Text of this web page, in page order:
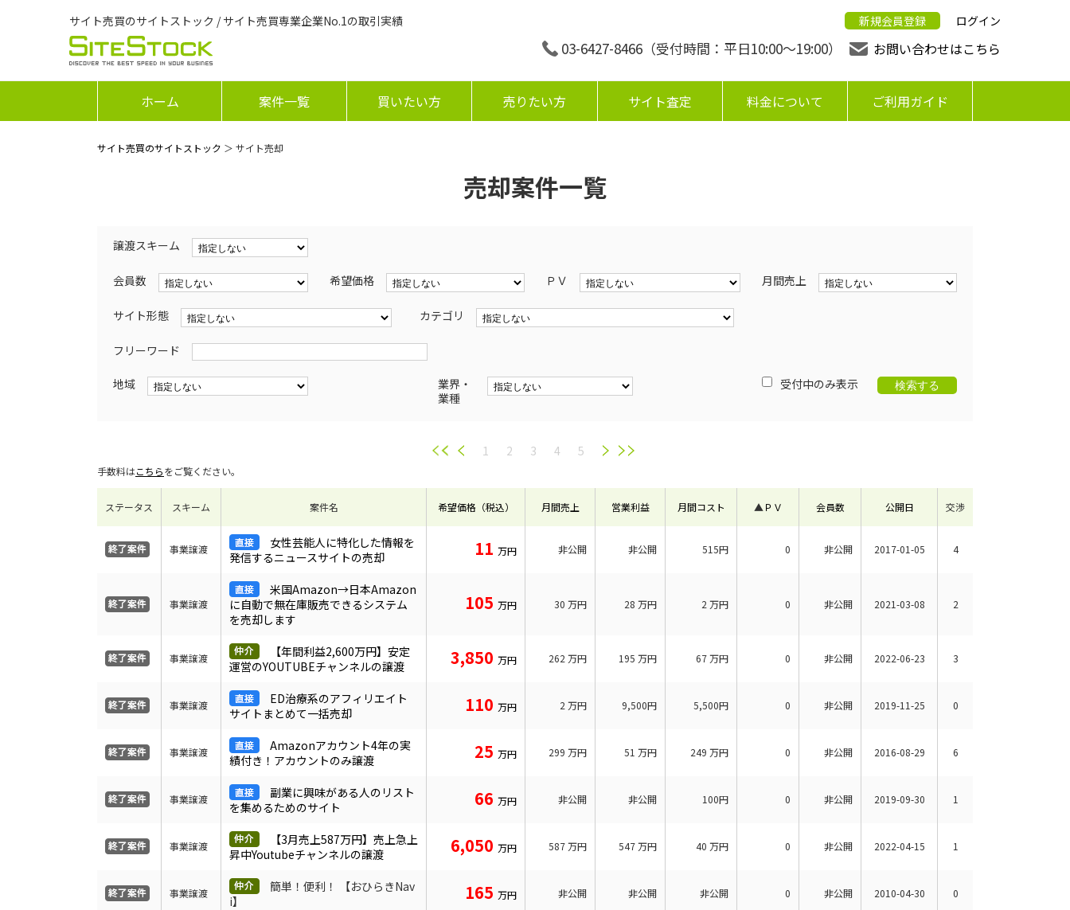
サイト売買のサイトストック / サイト売買専業企業No.1の取引実績 新規会員登録 ログイン
03-6427-8466 （受付時間：平日10:00〜19:00） お問い合わせはこちら
ホーム 案件一覧 買いたい方 売りたい方 サイト査定 料金について ご利用ガイド
サイト売買のサイトストック ＞ サイト売却
売却案件一覧
譲渡スキーム
会員数 希望価格 ＰＶ 月間売上
サイト形態 カテゴリ
フリーワード
地域
業界・
業種
受付中のみ表示
1 2 3 4 5
手数料はこちらをご覧ください。
ステータス スキーム 案件名 希望価格（税込） 月間売上 営業利益 月間コスト ▲ ＰＶ 会員数 公開日 交渉
事業譲渡
女性芸能人に特化した情報を
発信するニュースサイトの売却
11 万円 非公開 非公開 515円 0 非公開 2017-01-05 4
事業譲渡
米国Amazon→日本Amazon
に自動で無在庫販売できるシステム
を売却します
105 万円 30 万円 28 万円 2 万円 0 非公開 2021-03-08 2
事業譲渡
【年間利益2,600万円】安定
運営のYOUTUBEチャンネルの譲渡
3,850 万円 262 万円 195 万円 67万円 0 非公開 2022-06-23 3
事業譲渡
ED治療系のアフィリエイト
サイトまとめて一括売却
110 万円 2 万円 9,500円 5,500円 0 非公開 2019-11-25 0
事業譲渡
Amazonアカウント4年の実
績付き！アカウントのみ譲渡
25 万円 299 万円 51 万円 249 万円 0 非公開 2016-08-29 6
事業譲渡
副業に興味がある人のリスト
を集めるためのサイト
66 万円 非公開 非公開 100円 0 非公開 2019-09-30 1
事業譲渡
【3月売上587万円】売上急上
昇中Youtubeチャンネルの譲渡
6,050 万円 587万円 547万円 40 万円 0 非公開 2022-04-15 1
事業譲渡
簡単！便利！ 【おひらきNav
i】
165 万円 非公開 非公開 非公開 0 非公開 2010-04-30 0